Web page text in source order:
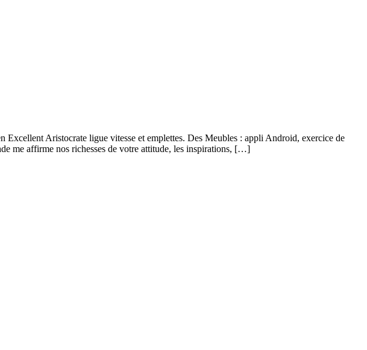
Aristocrate ligue vitesse et emplettes. Des Meubles : appli Android, exercice de
me affirme nos richesses de votre attitude, les inspirations, […]